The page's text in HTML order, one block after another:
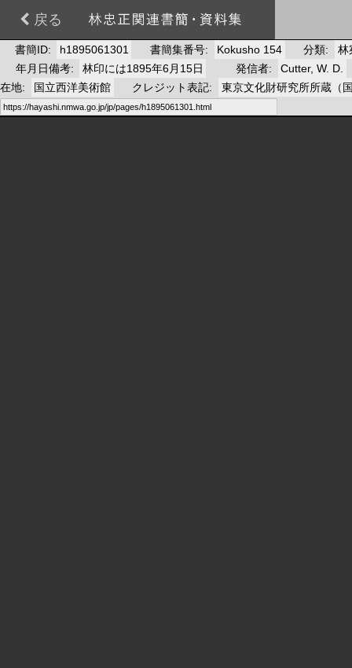
戻る
書簡ID h1895061301 書簡集番号 Kokusho 154 分類
林
年月日備考
林印には1895年6月15日 発信者
Cutter, W. D.
在地
国立西洋美術館 クレジット表記 東京文化財研究所所蔵（